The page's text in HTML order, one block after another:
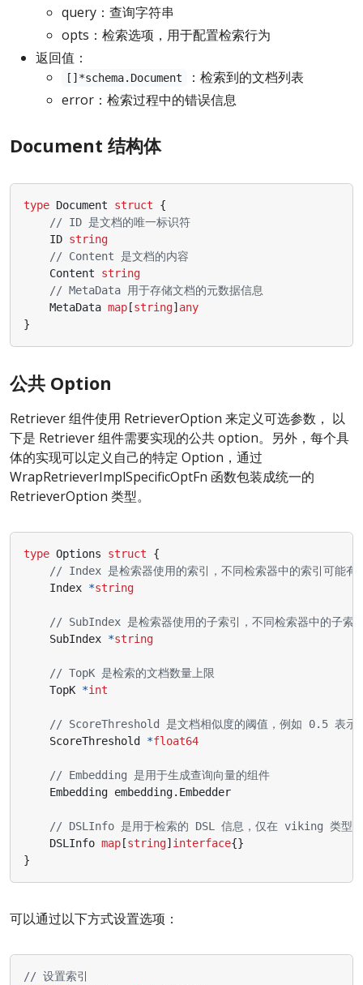
query：查询字符串
opts：检索选项，用于配置检索行为
返回值：
[]*schema.Document
：检索到的文档列表
error：检索过程中的错误信息
Document 结构体
type Document struct
{
// ID 是文档的唯一标识符
ID string
// Content 是文档的内容
Content
string
// MetaData 用于存储文档的元数据信息
MetaData map [string] any
}
公共 Option
Retriever 组件使用 RetrieverOption 来定义可选参数， 以
下是 Retriever 组件需要实现的公共 option。另外，每个具
体的实现可以定义自己的特定 Option，通过
WrapRetrieverImplSpecificOptFn 函数包装成统一的
RetrieverOption 类型。
type Options struct
{
// Index 是检索器使用的索引，不同检索器中的索引可能有
Index *string
// SubIndex 是检索器使用的子索引，不同检索器中的子索
SubIndex *string
// TopK 是检索的文档数量上限
TopK *int
// ScoreThreshold 是文档相似度的阈值，例如 0.5 表示
ScoreThreshold *float64
// Embedding 是用于生成查询向量的组件
Embedding embedding. Embedder
// DSLInfo 是用于检索的 DSL 信息，仅在 viking 类型的
DSLInfo map[string]interface{}
}
可以通过以下方式设置选项：
// 设置索引